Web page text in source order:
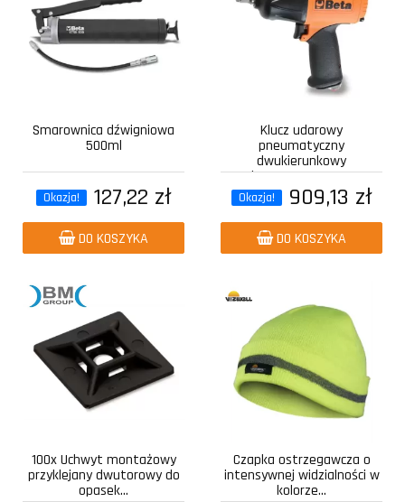
Smarownica dźwigniowa
500ml
Okazja! 127,22 zł
DO KOSZYKA
Klucz udarowy
pneumatyczny
dwukierunkowy
kompozytowy z...
Okazja! 909,13 zł
DO KOSZYKA
100x Uchwyt montażowy
przyklejany dwutorowy do
opasek...
Czapka ostrzegawcza o
intensywnej widzialności w
kolorze...